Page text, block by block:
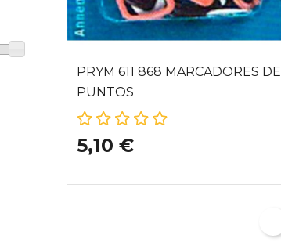
PRYM 611 868 MARCADORES DE
PUNTOS
5,10 €